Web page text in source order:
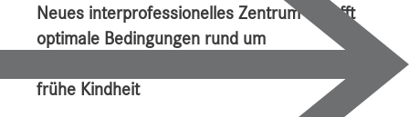
Pressebilder
Neues interprofessionelles Zentrum schafft
optimale Bedingungen rund um
frühe Kindheit